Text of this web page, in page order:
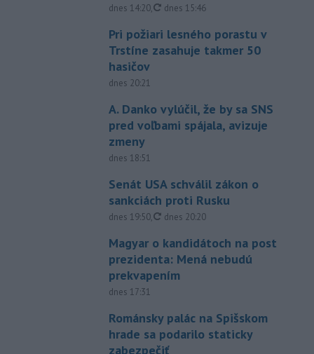
dnes 14:20, aktualizované
dnes 15:46
Pri požiari lesného porastu v
Trstíne zasahuje takmer 50
hasičov
dnes 20:21
A. Danko vylúčil, že by sa SNS
pred voľbami spájala, avizuje
zmeny
dnes 18:51
Senát USA schválil zákon o
sankciách proti Rusku
dnes 19:50, aktualizované
dnes 20:20
Magyar o kandidátoch na post
prezidenta: Mená nebudú
prekvapením
dnes 17:31
Románsky palác na Spišskom
hrade sa podarilo staticky
zabezpečiť